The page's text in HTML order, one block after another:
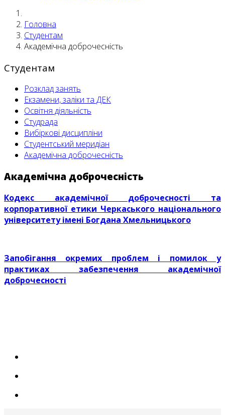
Головна
Студентам
Академічна доброчесність
Студентам
Розклад занять
Екзамени, заліки та ДЕК
Освітня діяльність
Студрада
Вибіркові дисципліни
Студентський меридіан
Академічна доброчесність
Академічна доброчесність
Кодекс академічної доброчесності та
корпоративної етики Черкаського національного
університету імені Богдана Хмельницького
Запобігання окремих проблем і помилок у
практиках забезпечення академічної
доброчесності